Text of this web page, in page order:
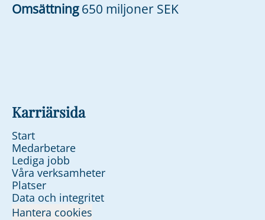
Omsättning650 miljoner SEK
Karriärsida
Start
Medarbetare
Lediga jobb
Våra verksamheter
Platser
Data och integritet
Hantera cookies